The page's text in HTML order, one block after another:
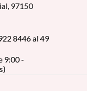
97150
8446 al 49
9:00 -